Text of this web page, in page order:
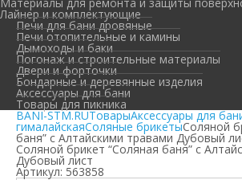
Лайнер и комплектующие
Печи для бани дровяные
Печи отопительные и камины
Дымоходы и баки
Погонаж и строительные материалы
Двери и форточки
Бондарные и деревянные изделия
Аксессуары для бани
Товары для пикника
BANI-STM.RUТоварыАксессуары для
гималайскаяСоляные брикетыСоляной
баня” с Алтайскими травами Дубовый
Соляной брикет “Соляная баня” с
Дубовый лист
Артикул: 563858